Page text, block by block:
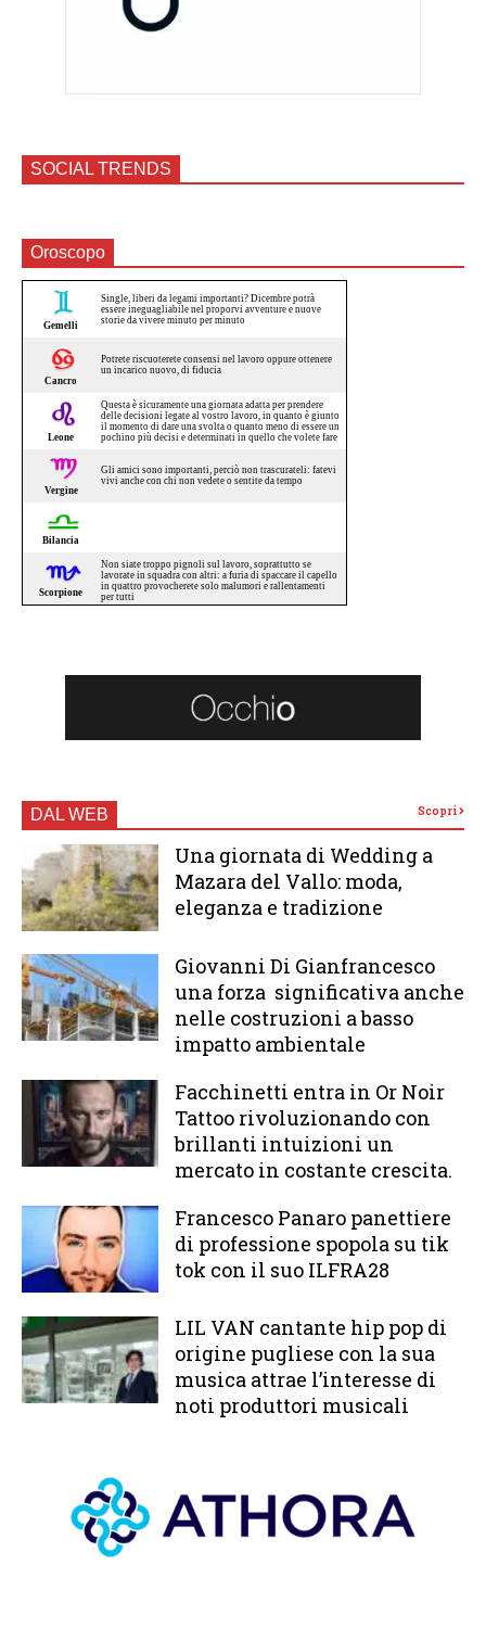
SOCIAL TRENDS
Oroscopo
DAL WEB Scopri
Una giornata di Wedding a
Mazara del Vallo: moda,
eleganza e tradizione
Giovanni Di Gianfrancesco
una forza significativa anche
nelle costruzioni a basso
impatto ambientale
Facchinetti entra in Or Noir
Tattoo rivoluzionando con
brillanti intuizioni un
mercato in costante crescita.
Francesco Panaro panettiere
di professione spopola su tik
tok con il suo ILFRA28
LIL VAN cantante hip pop di
origine pugliese con la sua
musica attrae l’interesse di
noti produttori musicali